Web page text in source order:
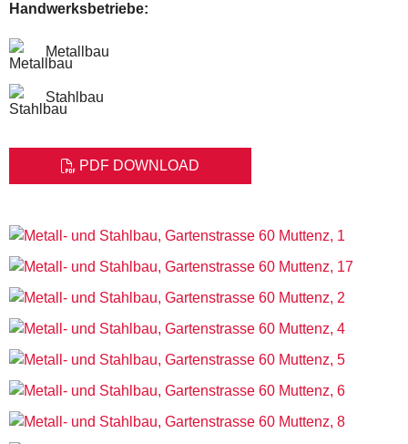
Handwerksbetriebe:
Metallbau
Stahlbau
PDF DOWNLOAD